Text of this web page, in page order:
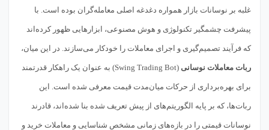
غلبه بر نوسانات بازار همواره دغدغه اصلی معامله‌گران بوده است. با
پیشرفت چشمگیر تکنولوژی و هوش مصنوعی، ابزارهایی ظهور کرده‌اند
که فرآیند تصمیم‌گیری و اجرای معاملات را خودکار می‌سازند. در این میان،
ربات‌ معاملات نوسانی (Swing Trading Bot) به عنوان یک راهکار قدرتمند
برای بهره‌برداری از حرکات میان‌مدت قیمت معرفی شده است. این
ربات‌ها، که بر پایه الگوریتم‌های از پیش تعریف شده بنا شده‌اند، قادرند
نوسانات قیمتی را در بازه‌های زمانی مشخص شناسایی و معاملات خرید و